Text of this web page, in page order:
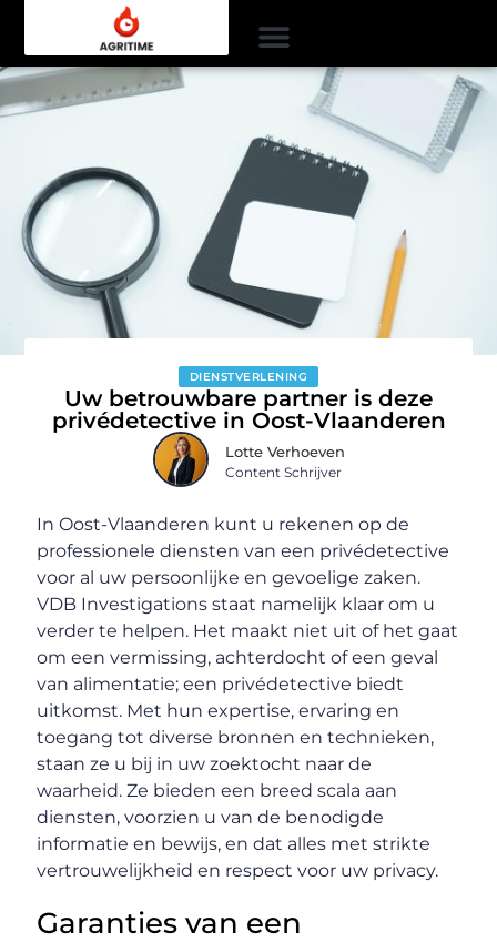
DIENSTVERLENING
Uw betrouwbare partner is deze
privédetective in Oost-Vlaanderen
Lotte Verhoeven
Content Schrijver
In Oost-Vlaanderen kunt u rekenen op de
professionele diensten van een privédetective
voor al uw persoonlijke en gevoelige zaken.
VDB Investigations staat namelijk klaar om u
verder te helpen. Het maakt niet uit of het gaat
om een vermissing, achterdocht of een geval
van alimentatie; een privédetective biedt
uitkomst. Met hun expertise, ervaring en
toegang tot diverse bronnen en technieken,
staan ze u bij in uw zoektocht naar de
waarheid. Ze bieden een breed scala aan
diensten, voorzien u van de benodigde
informatie en bewijs, en dat alles met strikte
vertrouwelijkheid en respect voor uw privacy.
Garanties van een